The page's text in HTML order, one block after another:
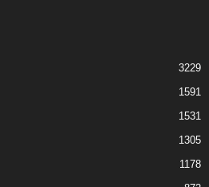
3229
1591
1531
1305
1178